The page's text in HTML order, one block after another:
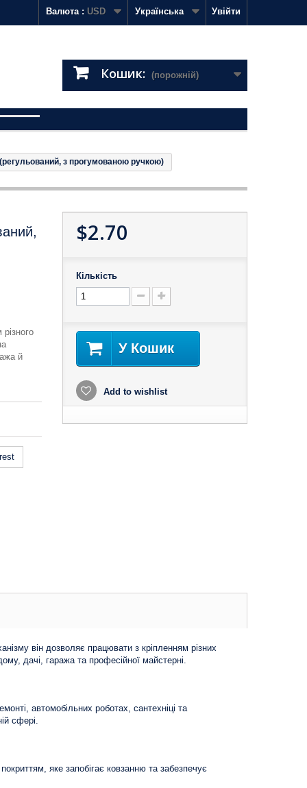
Увійти
Українська
Валюта : USD
Кошик: (порожній)
з прогумованою ручкою)
й
$2.70
Кількість
У Кошик
Add to wishlist
він дозволяє працювати з кріпленням різних
дачі, гаража та професійної майстерні.
автомобільних роботах, сантехніці та
сфері.
яке запобігає ковзанню та забезпечує